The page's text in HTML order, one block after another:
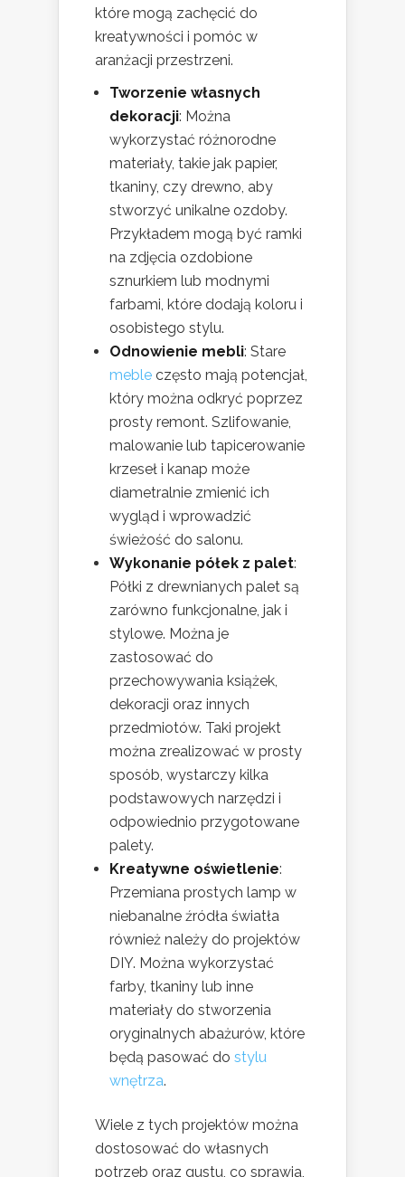
które mogą zachęcić do
kreatywności i pomóc w
aranżacji przestrzeni.
Tworzenie własnych
dekoracji: Można
wykorzystać różnorodne
materiały, takie jak papier,
tkaniny, czy drewno, aby
stworzyć unikalne ozdoby.
Przykładem mogą być ramki
na zdjęcia ozdobione
sznurkiem lub modnymi
farbami, które dodają koloru i
osobistego stylu.
Odnowienie mebli: Stare
meble często mają potencjał,
który można odkryć poprzez
prosty remont. Szlifowanie,
malowanie lub tapicerowanie
krzeseł i kanap może
diametralnie zmienić ich
wygląd i wprowadzić
świeżość do salonu.
Wykonanie półek z palet:
Półki z drewnianych palet są
zarówno funkcjonalne, jak i
stylowe. Można je
zastosować do
przechowywania książek,
dekoracji oraz innych
przedmiotów. Taki projekt
można zrealizować w prosty
sposób, wystarczy kilka
podstawowych narzędzi i
odpowiednio przygotowane
palety.
Kreatywne oświetlenie:
Przemiana prostych lamp w
niebanalne źródła światła
również należy do projektów
DIY. Można wykorzystać
farby, tkaniny lub inne
materiały do stworzenia
oryginalnych abażurów, które
będą pasować do stylu
wnętrza.
Wiele z tych projektów można
dostosować do własnych
potrzeb oraz gustu, co sprawia,